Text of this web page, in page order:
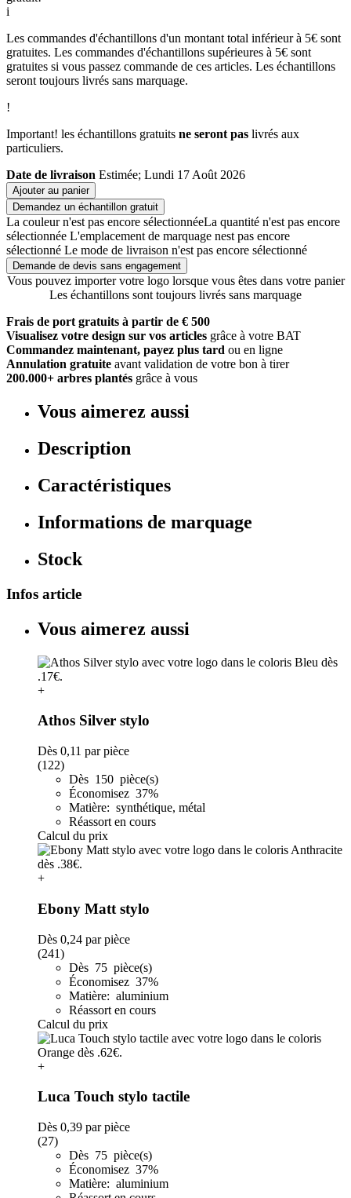
i
Les commandes d'échantillons d'un montant total inférieur à 5€ sont
gratuites. Les commandes d'échantillons supérieures à 5€ sont
gratuites si vous passez commande de ces articles. Les échantillons
seront toujours livrés sans marquage.
!
Important! les échantillons gratuits ne seront pas livrés aux
particuliers.
Date de livraison Estimée; Lundi 17 Août 2026
Ajouter au panier
Demandez un échantillon gratuit
La couleur n'est pas encore sélectionnéeLa quantité n'est pas encore
sélectionnée L'emplacement de marquage nest pas encore
sélectionné Le mode de livraison n'est pas encore sélectionné
Demande de devis sans engagement
Vous pouvez importer votre logo lorsque vous êtes dans votre panier
Les échantillons sont toujours livrés sans marquage
Frais de port gratuits à partir de € 500
Visualisez votre design sur vos articles grâce à votre BAT
Commandez maintenant, payez plus tard ou en ligne
Annulation gratuite avant validation de votre bon à tirer
200.000+ arbres plantés grâce à vous
Vous aimerez aussi
Description
Caractéristiques
Informations de marquage
Stock
Infos article
Vous aimerez aussi
+
Athos Silver stylo
Dès 0,11 par pièce
(122)
Dès 150 pièce(s)
Économisez 37%
Matière: synthétique, métal
Réassort en cours
Calcul du prix
+
Ebony Matt stylo
Dès 0,24 par pièce
(241)
Dès 75 pièce(s)
Économisez 37%
Matière: aluminium
Réassort en cours
Calcul du prix
+
Luca Touch stylo tactile
Dès 0,39 par pièce
(27)
Dès 75 pièce(s)
Économisez 37%
Matière: aluminium